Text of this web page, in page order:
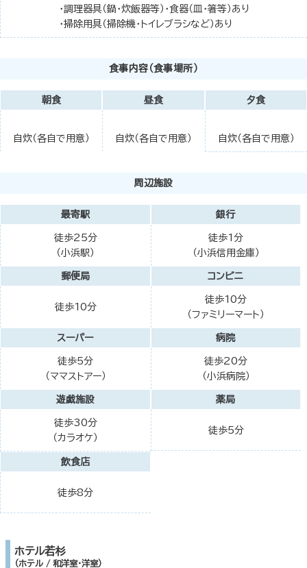
・調理器具（鍋・炊飯器等）・食器（皿・箸等）あり
・掃除用具（掃除機・トイレブラシなど）あり
食事内容（食事場所）
朝食
自炊（各自で用意）
昼食
自炊（各自で用意）
夕食
自炊（各自で用意）
周辺施設
最寄駅
徒歩25分
（小浜駅）
銀行
徒歩1分
（小浜信用金庫）
郵便局
徒歩10分
コンビニ
徒歩10分
（ファミリーマート）
スーパー
徒歩5分
（ママストアー）
病院
徒歩20分
（小浜病院）
遊戯施設
徒歩30分
（カラオケ）
薬局
徒歩5分
飲食店
徒歩8分
ホテル若杉
（ホテル / 和洋室・洋室）